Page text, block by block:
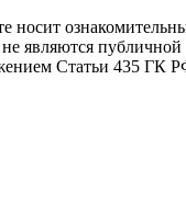
носит
являются публичной
Статьи 435 ГК